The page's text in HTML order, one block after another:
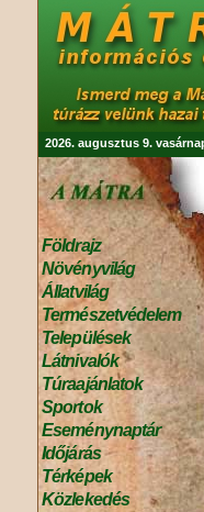
2026. augusztus 9.
Földrajz
Növényvilág
Állatvilág
Természetvédelem
Települések
Látnivalók
Túraajánlatok
Sportok
Eseménynaptár
Időjárás
Térképek
Közlekedés